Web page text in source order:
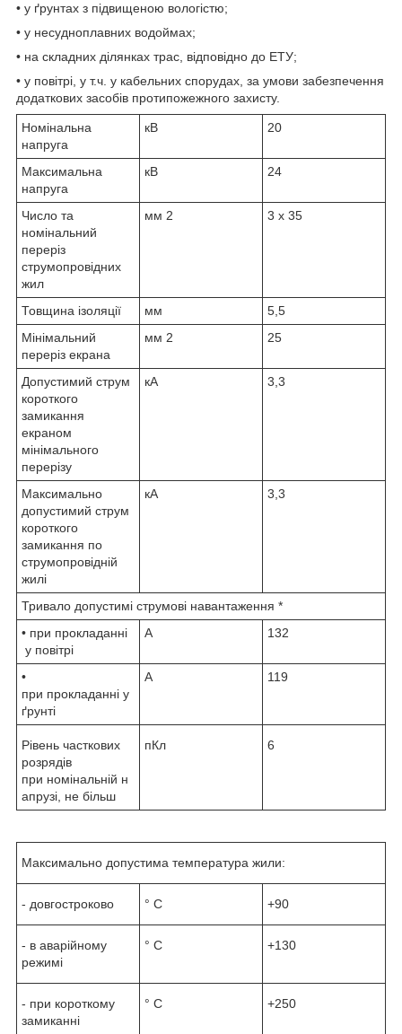
• у ґрунтах з підвищеною вологістю;
• у несудноплавних водоймах;
• на складних ділянках трас, відповідно до ЕТУ;
• у повітрі, у т.ч. у кабельних спорудах, за умови забезпечення
додаткових засобів протипожежного захисту.
Номінальна
напруга
кВ 20
Максимальна
напруга
кВ 24
Число та
номінальний
переріз
струмопровідних
жил
мм 2 3 x 35
Товщина ізоляції мм
5,5
Мінімальний
переріз екрана
мм 2 25
Допустимий струм
короткого
замикання
екраном
мінімального
перерізу
кА 3,3
Максимально
допустимий струм
короткого
замикання по
струмопровідній
жилі
кА 3,3
Тривало допустимі струмові навантаження *
• при прокладанні
у повітрі
А 132
•
при прокладанні у
ґрунті
А 119
Рівень часткових
розрядів
при номінальній н
апрузі, не більш
пКл 6
Максимально допустима температура жили:
- довгостроково ° С +90
- в аварійному
режимі
° С +130
- при короткому
замиканні
° С +250